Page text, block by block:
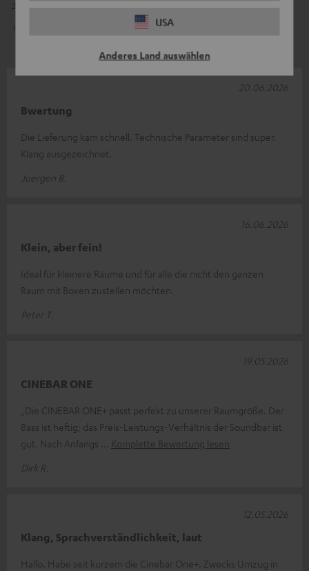
USA
Anderes Land auswählen
Bwertung
Die Lieferung kam schnell. Technische Parameter sind super.
Klang ausgezeichnet.
Juergen B.
20.06.2026
Klein, aber fein!
Ideal für kleinere Räume und für alle die nicht den ganzen
Raum mit Boxen zustellen möchten.
Peter T.
16.06.2026
CINEBAR ONE
„Die CINEBAR ONE+ passt perfekt zu unserer Raumgröße. Der
Bass ist heftig; das Preis-Leistungs-Verhältnis der Soundbar ist
gut. Nach Anfangs
Komplette Bewertung lesen
Dirk R.
19.05.2026
Klang, Sprachverständlichkeit, laut
Hallo. Habe seit kurzem die Cinebar One+. Zwecks Umzug in
12.05.2026